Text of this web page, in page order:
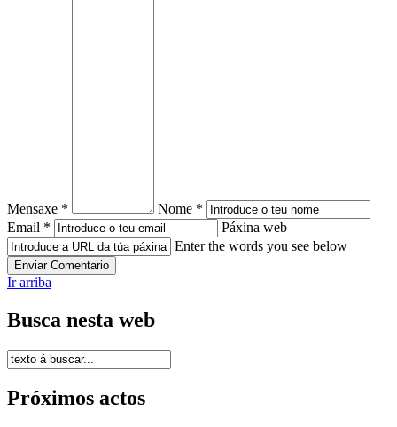
Mensaxe *
Nome *
Email *
Páxina web
Enter the words you see below
Ir arriba
Busca nesta web
Próximos actos